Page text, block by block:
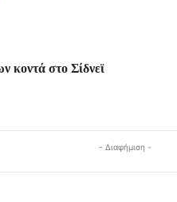
κοντά στο Σίδνεϊ
- Διαφήμιση -